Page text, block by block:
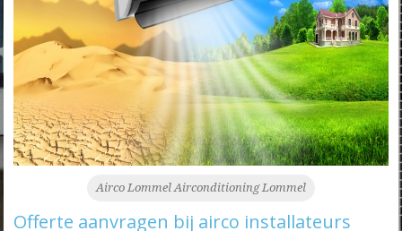
Airco Lommel Airconditioning Lommel
Offerte aanvragen bij airco installateurs